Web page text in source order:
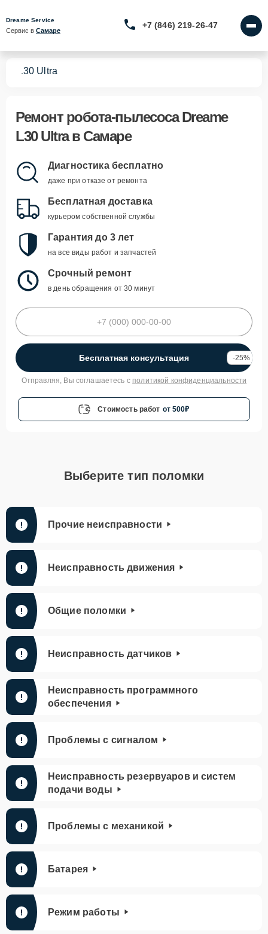
Dreame Service
Сервис в Самаре
+7 (846) 219-26-47
L30 Ultra
Ремонт робота-пылесоса Dreame
L30 Ultraв Самаре
Диагностика бесплатно
даже при отказе от ремонта
Бесплатная доставка
курьером собственной службы
Гарантия до 3 лет
на все виды работ и запчастей
Срочный ремонт
в день обращения от 30 минут
Бесплатная консультация -25%
Отправляя, Вы соглашаетесь с политикой конфиденциальности
Стоимость работ от 500₽
Выберите тип поломки
Прочие неисправности
Неисправность движения
Общие поломки
Неисправность датчиков
Неисправность программного
обеспечения
Проблемы с сигналом
Неисправность резервуаров и систем
подачи воды
Проблемы с механикой
Батарея
Режим работы